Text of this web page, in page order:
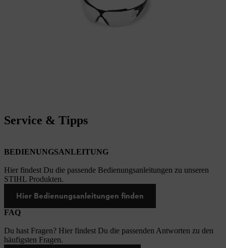
Service & Tipps
BEDIENUNGSANLEITUNG
Hier findest Du die passende Bedienungsanleitungen zu unseren
STIHL Produkten.
Hier Bedienungsanleitungen finden
FAQ
Du hast Fragen? Hier findest Du die passenden Antworten zu den
häufigsten Fragen.